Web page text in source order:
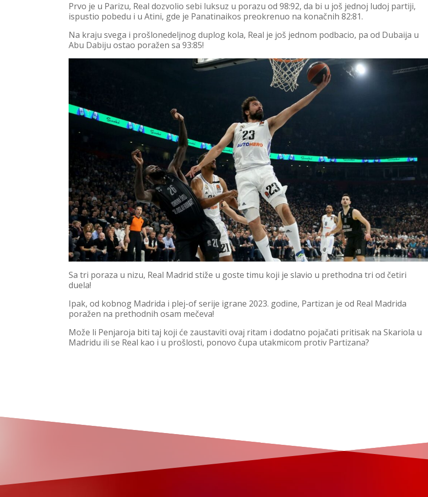
Prvo je u Parizu, Real dozvolio sebi luksuz u porazu od 98:92, da bi u još jednoj ludoj partiji,
ispustio pobedu i u Atini, gde je Panatinaikos preokrenuo na konačnih 82:81.
Na kraju svega i prošlonedeljnog duplog kola, Real je još jednom podbacio, pa od Dubaija u
Abu Dabiju ostao poražen sa 93:85!
Sa tri poraza u nizu, Real Madrid stiže u goste timu koji je slavio u prethodna tri od četiri
duela!
Ipak, od kobnog Madrida i plej-of serije igrane 2023. godine, Partizan je od Real Madrida
poražen na prethodnih osam mečeva!
Može li Penjaroja biti taj koji će zaustaviti ovaj ritam i dodatno pojačati pritisak na Skariola u
Madridu ili se Real kao i u prošlosti, ponovo čupa utakmicom protiv Partizana?